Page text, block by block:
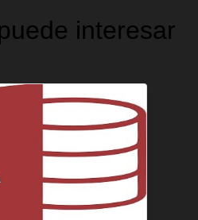
interesar